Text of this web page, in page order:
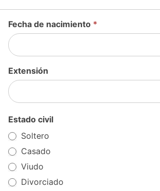
Fecha de nacimiento *
Extensión
Estado civil
Soltero
Casado
Viudo
Divorciado